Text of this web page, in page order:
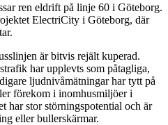
ren eldrift på linje 60 i Göteborg.
ElectriCity i Göteborg, där
är bitvis rejält kuperad.
har upplevts som påtagliga,
ljudnivåmätningar har tytt på
förekom i inomhusmiljöer i
har stor störningspotential och är
eller bullerskärmar.